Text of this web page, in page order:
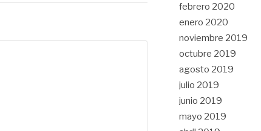
febrero 2020
enero 2020
noviembre 2019
octubre 2019
agosto 2019
julio 2019
junio 2019
mayo 2019